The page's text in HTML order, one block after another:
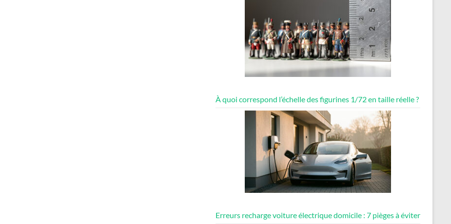
À quoi correspond l’échelle des figurines 1/72 en taille réelle ?
Erreurs recharge voiture électrique domicile : 7 pièges à éviter